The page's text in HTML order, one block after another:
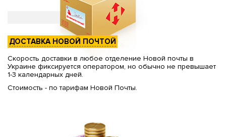
ДОСТАВКА НОВОЙ ПОЧТОЙ
Скорость доставки в любое отделение Новой почты в
Украине фиксируется оператором, но обычно не превышает
1-3 календарных дней.
Стоимость - по тарифам Новой Почты.